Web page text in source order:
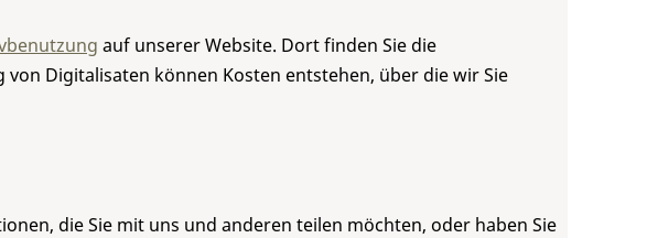
auf unserer Website. Dort finden Sie die
Digitalisaten können Kosten entstehen, über die wir Sie
die Sie mit uns und anderen teilen möchten, oder haben Sie